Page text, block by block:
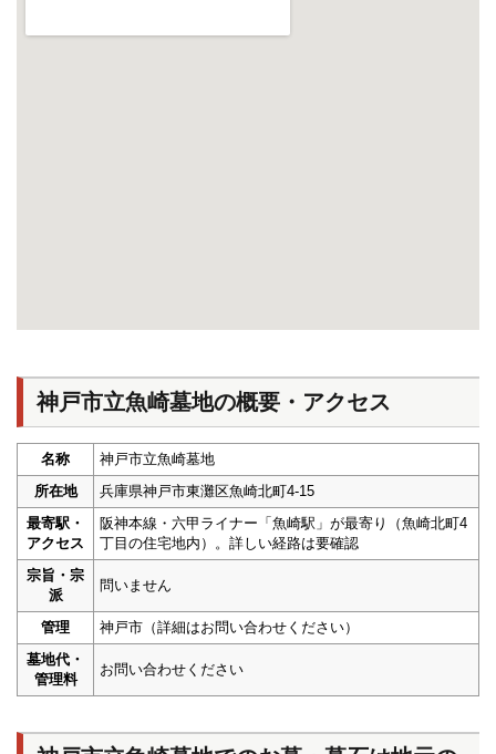
神戸市立魚崎墓地の概要・アクセス
名称
神戸市立魚崎墓地
所在地
兵庫県神戸市東灘区魚崎北町4-15
最寄駅・
アクセス
阪神本線・六甲ライナー「魚崎駅」が最寄り（魚崎北町4
丁目の住宅地内）。詳しい経路は要確認
宗旨・宗
派
問いません
管理
神戸市（詳細はお問い合わせください）
墓地代・
管理料
お問い合わせください